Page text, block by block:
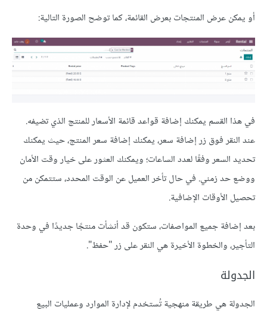
أو يمكن عرض المنتجات بعرض القائمة، كما توضح الصورة التالية:
في هذا القسم يمكنك إضافة قواعد قائمة الأسعار للمنتج الذي تضيفه.
عند النقر فوق زر إضافة سعر، يمكنك إضافة سعر المنتج، حيث يمكنك
تحديد السعر وفقًا لعدد الساعات؛ ويمكنك العثور على خيار وقت الأمان
ووضع حد زمني. في حال تأخر العميل عن الوقت المحدد، ستتمكن من
تحصيل الأوقات الإضافية.
بعد إضافة جميع المواصفات، ستكون قد أنشأت منتجًا جديدًا في وحدة
التأجير، والخطوة الأخيرة هي النقر على زر "حفظ".
الجدولة
الجدولة هي طريقة منهجية تُستخدم لإدارة الموارد وعمليات البيع